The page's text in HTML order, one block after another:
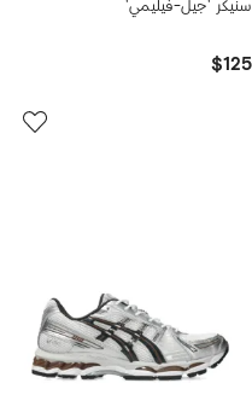
سنيكر 'جيل-فيليمي'
$125